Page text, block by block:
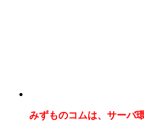
みずものコムは、サーバ